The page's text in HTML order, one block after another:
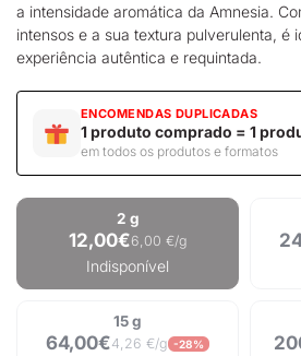
a intensidade aromática da Amnesia.
intensos e a sua textura pulverulenta, é
experiência autêntica e requintada.
ENCOMENDAS DUPLICADAS
1 produto comprado = 1
em todos os produtos e formatos
2 g
12,00€6,00 €/g
Indisponível
15 g
64,00€4,26 €/g -28%